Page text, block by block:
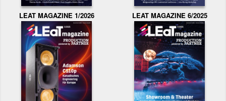
LEAT MAGAZINE 1/2026 LEAT MAGAZINE 6/2025